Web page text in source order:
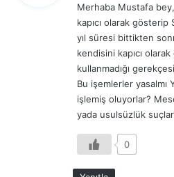
i
k
i
:
Merhaba Mustafa
kapıcı olarak gösterip
yıl süresi bittikten
kendisini kapıcı
kullanmadığı
Bu işemlerler yasalmı
işlemiş oluyorlar?
yada usulsüzlük
0